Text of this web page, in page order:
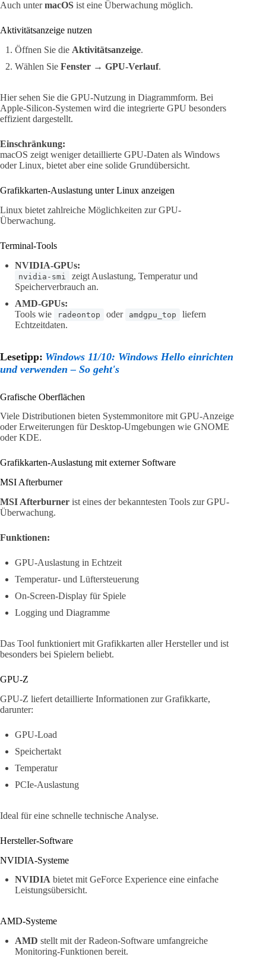
Auch untermacOS ist eine Überwachung möglich.
Aktivitätsanzeige nutzen
Öffnen Sie die Aktivitätsanzeige.
Wählen Sie Fenster → GPU-Verlauf.
Hier sehen Sie die GPU-Nutzung in Diagrammform. Bei
Apple-Silicon-Systemen wird die integrierte GPU besonders
effizient dargestellt.
Einschränkung:
macOS zeigt weniger detaillierte GPU-Daten als Windows
oder Linux, bietet aber eine solide Grundübersicht.
Grafikkarten-Auslastung unter Linux anzeigen
Linux bietet zahlreiche Möglichkeiten zur GPU-
Überwachung.
Terminal-Tools
NVIDIA-GPUs:
nvidia-smi
zeigt Auslastung, Temperatur und
Speicherverbrauch an.
AMD-GPUs:
Tools wie
radeontop oder amdgpu_top
liefern
Echtzeitdaten.
Lesetipp: Windows 11/10: Windows Hello einrichten
und verwenden – So geht's
Grafische Oberflächen
Viele Distributionen bieten Systemmonitore mit GPU-Anzeige
oder Erweiterungen für Desktop-Umgebungen wie GNOME
oder KDE.
Grafikkarten-Auslastung mit externer Software
MSI Afterburner
MSI Afterburner ist eines der bekanntesten Tools zur GPU-
Überwachung.
Funktionen:
GPU-Auslastung in Echtzeit
Temperatur- und Lüftersteuerung
On-Screen-Display für Spiele
Logging und Diagramme
Das Tool funktioniert mit Grafikkarten aller Hersteller und ist
besonders bei Spielern beliebt.
GPU-Z
GPU-Z liefert detaillierte Informationen zur Grafikkarte,
darunter:
GPU-Load
Speichertakt
Temperatur
PCIe-Auslastung
Ideal für eine schnelle technische Analyse.
Hersteller-Software
NVIDIA-Systeme
NVIDIA bietet mit GeForce Experience eine einfache
Leistungsübersicht.
AMD-Systeme
AMD stellt mit der Radeon-Software umfangreiche
Monitoring-Funktionen bereit.